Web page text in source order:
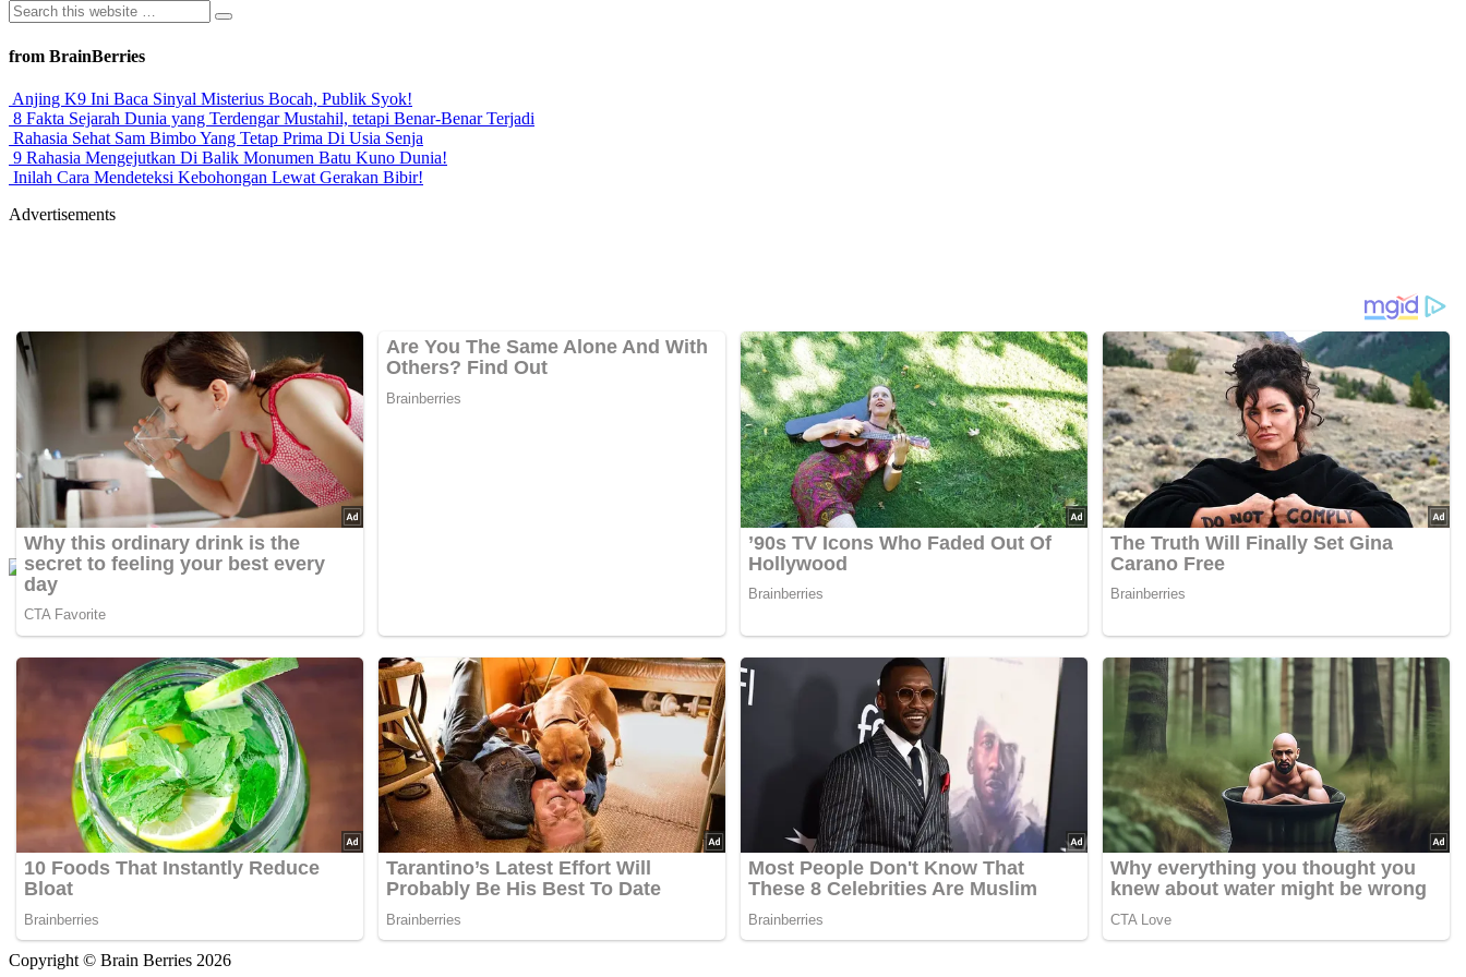
from BrainBerries
Anjing K9 Ini Baca Sinyal Misterius Bocah, Publik Syok!
8 Fakta Sejarah Dunia yang Terdengar Mustahil, tetapi Benar-Benar Terjadi
Rahasia Sehat Sam Bimbo Yang Tetap Prima Di Usia Senja
9 Rahasia Mengejutkan Di Balik Monumen Batu Kuno Dunia!
Inilah Cara Mendeteksi Kebohongan Lewat Gerakan Bibir!
Advertisements
Copyright © Brain Berries 2026